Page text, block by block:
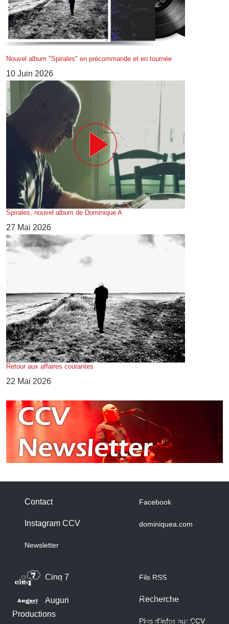
Nouvel album "Spirales" en précommande et en tournée
10 Juin 2026
Spirales, nouvel album de Dominique A
27 Mai 2026
Retour aux affaires courantes
22 Mai 2026
Contact
Instagram CCV
Newsletter
Facebook
dominiquea.com
Cinq 7
Auguri
Productions
Fils RSS
Recherche
Plus d'infos sur CCV
aident à améliorer ce site et l’expérience utilisateur (cookies
traceurs). Vous pouvez décider vous-même si vous autorisez
ou non ces cookies. Merci de noter que, si vous les rejetez,